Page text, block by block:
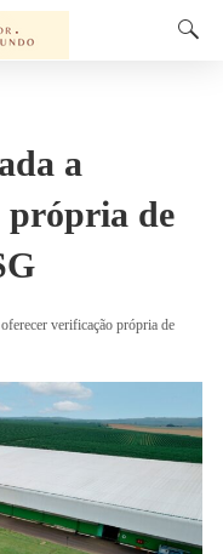
a
própria de
verificação própria de